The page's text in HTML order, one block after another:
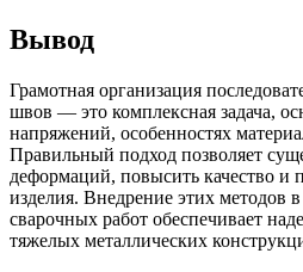
Вывод
Грамотная организация
швов — это комплексная задача,
напряжений, особенностях
Правильный подход позволяет
деформаций, повысить качество и
изделия. Внедрение этих методов
сварочных работ обеспечивает
тяжелых металлических